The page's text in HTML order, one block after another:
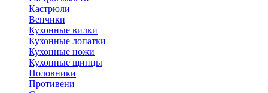
Кастрюли
Венчики
Кухонные вилки
Кухонные лопатки
Кухонные ножи
Кухонные щипцы
Половники
Противени